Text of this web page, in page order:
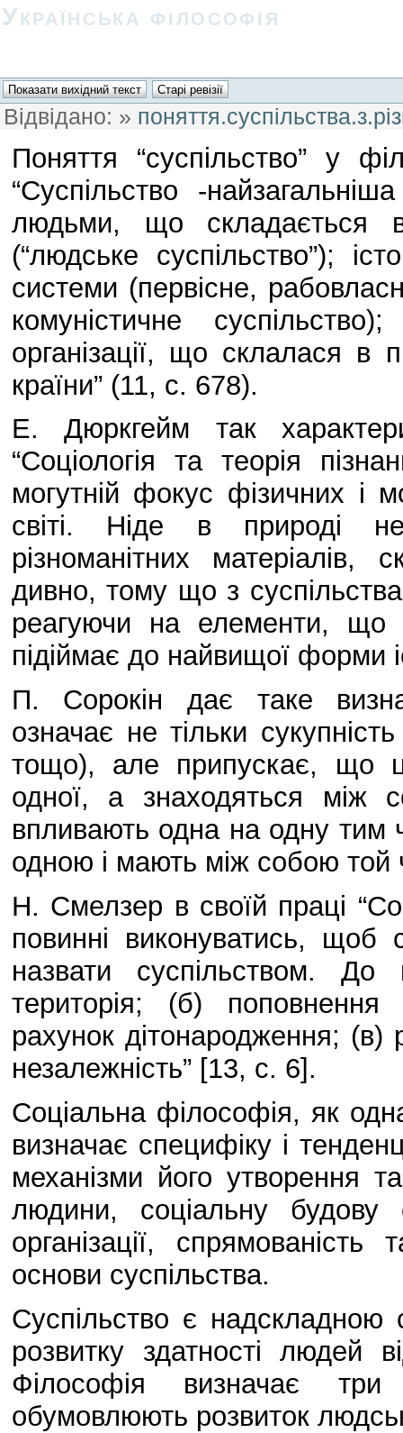
Українська філософія
Відвідано: »
Поняття “суспільство” у
“Суспільство -
людьми, що складається в
(“людське суспільство”);
системи (первісне,
комуністичне
організації, що склалася в
країни” (11, с. 678).
Е. Дюркгейм так
“Соціологія та теорія
могутній фокус фізичних і
світі. Ніде в природі не
різноманітних
дивно, тому що з
реагуючи на елементи, що
підіймає до найвищої форми
П. Сорокін дає таке
означає не тільки
тощо), але припускає, що
одної, а знаходяться між
впливають одна на одну тим
одною і мають між собою той
Н. Смелзер в своїй праці
повинні виконуватись,
назвати суспільством.
територія; (б)
рахунок дітонародження; (в)
незалежність” [13, с. 6].
Соціальна філософія, як
визначає специфіку і
механізми його утворення
людини, соціальну будову
організації,
основи суспільства.
Суспільство є
розвитку здатності людей
Філософія визначає
обумовлюють розвиток